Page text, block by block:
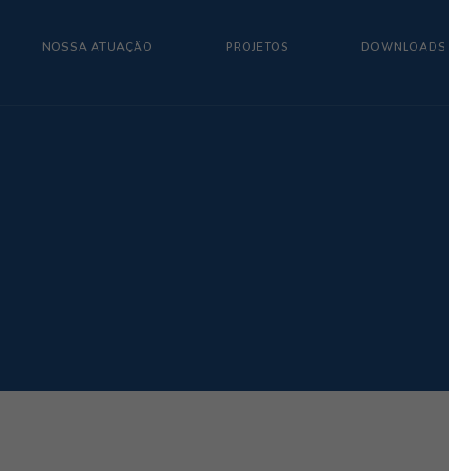
NOSSA ATUAÇÃO PROJETOS DOWNLOADS